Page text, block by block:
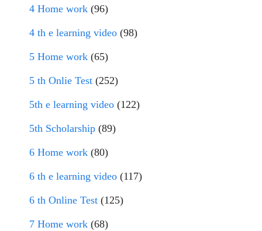
4 Home work (96)
4 th e learning video (98)
5 Home work (65)
5 th Onlie Test (252)
5th e learning video (122)
5th Scholarship (89)
6 Home work (80)
6 th e learning video (117)
6 th Online Test (125)
7 Home work (68)